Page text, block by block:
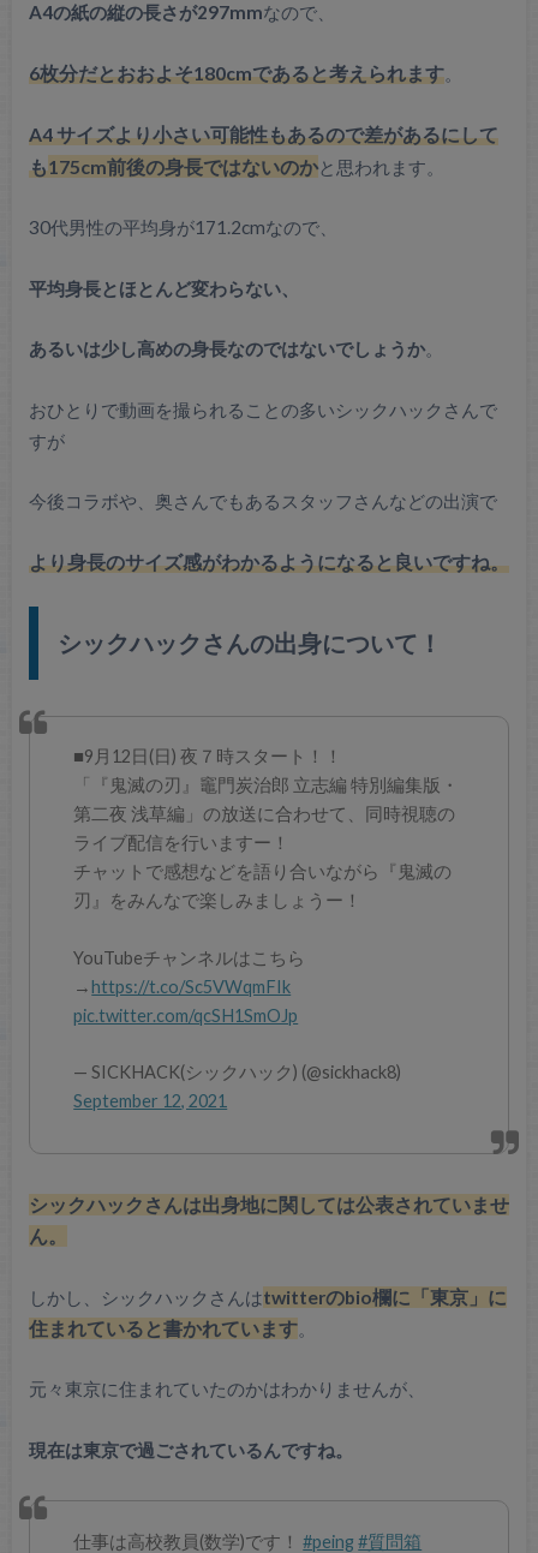
A4の紙の縦の長さが297mmなので、
6枚分だとおおよそ180cmであると考えられます。
A4 サイズより小さい可能性もあるので差があるにして
も175cm前後の身長ではないのかと思われます。
30代男性の平均身が171.2cmなので、
平均身長とほとんど変わらない、
あるいは少し高めの身長なのではないでしょうか。
おひとりで動画を撮られることの多いシックハックさんで
すが
今後コラボや、奥さんでもあるスタッフさんなどの出演で
より身長のサイズ感がわかるようになると良いですね。
シックハックさんの出身について！
■9月12日(日) 夜７時スタート！！
「『鬼滅の刃』竈門炭治郎 立志編 特別編集版・
第二夜 浅草編」の放送に合わせて、同時視聴の
ライブ配信を行いますー！
チャットで感想などを語り合いながら『鬼滅の
刃』をみんなで楽しみましょうー！
YouTubeチャンネルはこちら
→https://t.co/Sc5VWqmFIk
pic.twitter.com/qcSH1SmOJp
— SICKHACK(シックハック) (@sickhack8)
September 12, 2021
シックハックさんは出身地に関しては公表されていませ
ん。
しかし、シックハックさんはtwitterのbio欄に「東京」に
住まれていると書かれています。
元々東京に住まれていたのかはわかりませんが、
現在は東京で過ごされているんですね。
仕事は高校教員(数学)です！#peing #質問箱